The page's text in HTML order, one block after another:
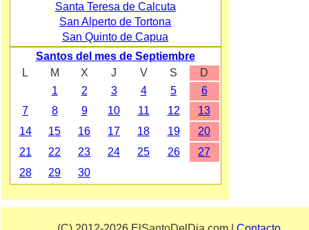
Santa Teresa de Calcuta
San Alperto de Tortona
San Quinto de Capua
Santos del mes de Septiembre
L
M X J V S
D
1
2 3 4 5
6
7
8 9 10 11 12
13
14
15 16 17 18 19
20
21
22 23 24 25 26
27
28
29 30